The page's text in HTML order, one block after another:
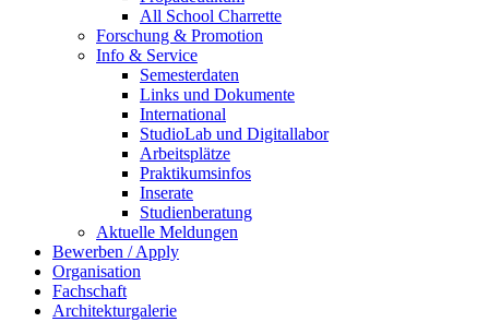
All School Charrette
Forschung & Promotion
Info & Service
Semesterdaten
Links und Dokumente
International
StudioLab und Digitallabor
Arbeitsplätze
Praktikumsinfos
Inserate
Studienberatung
Aktuelle Meldungen
Bewerben / Apply
Organisation
Fachschaft
Architekturgalerie